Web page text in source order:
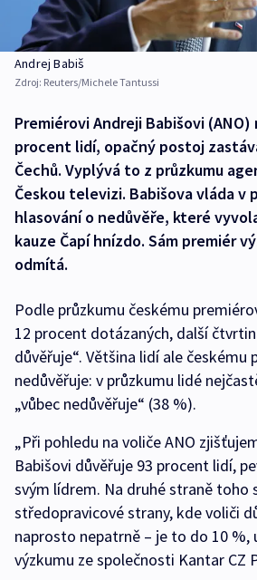
Andrej Babiš
Zdroj: Reuters/Michele Tantussi
Premiérovi Andreji Babišovi
procent lidí, opačný postoj
Čechů. Vyplývá to z průzkumu
Českou televizi. Babišova vláda v
hlasování o nedůvěře, které
kauze Čapí hnízdo. Sám premiér
odmítá.
Podle průzkumu českému
12 procent dotázaných, další
důvěřuje“. Většina lidí ale českému
nedůvěřuje: v průzkumu lidé
„vůbec nedůvěřuje“ (38 %).
„Při pohledu na voliče ANO
Babišovi důvěřuje 93 procent lidí,
svým lídrem. Na druhé straně toho
středopravicové strany, kde voliči
naprosto nepatrně – je to do 10 %,
výzkumu ze společnosti Kantar CZ